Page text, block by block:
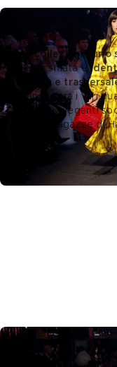
Gucci Cruise 2027 –
Una collezione,
questa sfilata è
stilistica e
dipanano tra i vari
street, le eleganti
Soho, le ragazze di
Gucci Cruise 2027 –